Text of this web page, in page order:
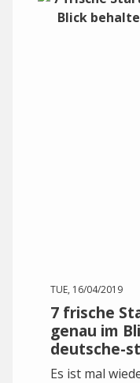
TUE, 16/04/2019
7 frische
genau im
deutsche-
Es ist mal